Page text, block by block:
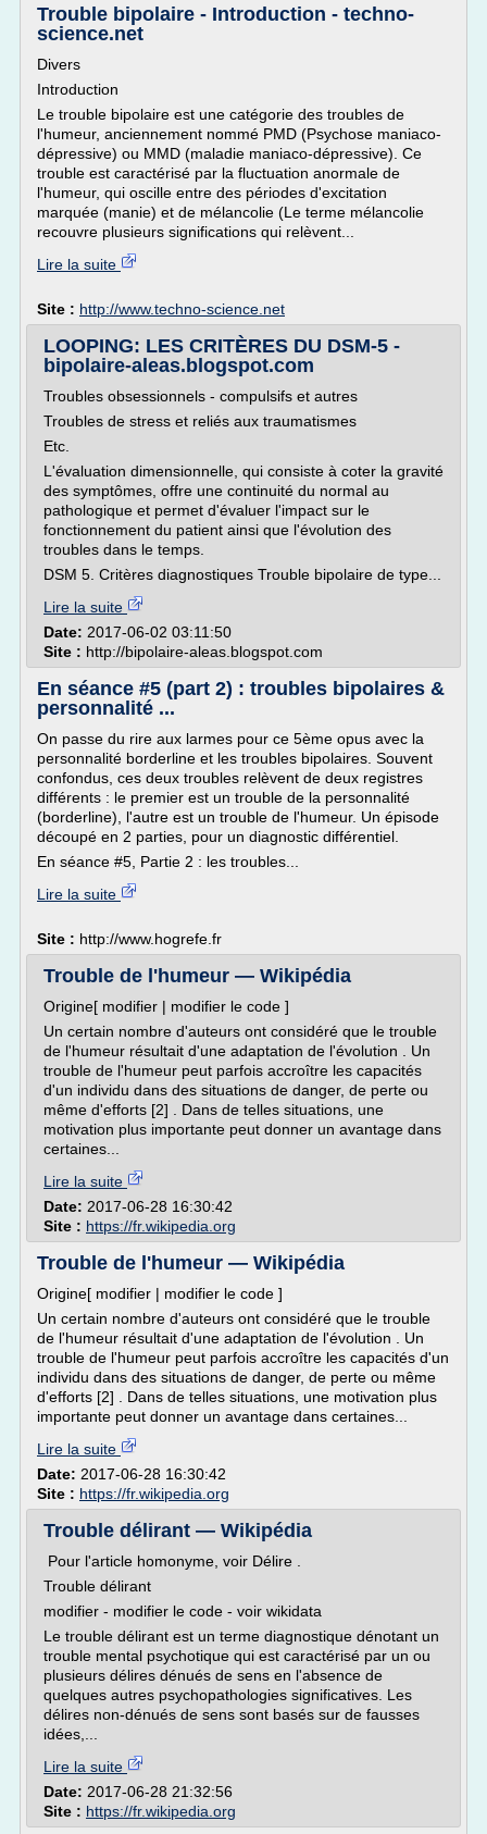
Trouble bipolaire - Introduction - techno-
science.net
Divers
Introduction
Le trouble bipolaire est une catégorie des troubles de
l'humeur, anciennement nommé PMD (Psychose maniaco-
dépressive) ou MMD (maladie maniaco-dépressive). Ce
trouble est caractérisé par la fluctuation anormale de
l'humeur, qui oscille entre des périodes d'excitation
marquée (manie) et de mélancolie (Le terme mélancolie
recouvre plusieurs significations qui relèvent...
Lire la suite
Site : http://www.techno-science.net
LOOPING: LES CRITÈRES DU DSM-5 -
bipolaire-aleas.blogspot.com
Troubles obsessionnels - compulsifs et autres
Troubles de stress et reliés aux traumatismes
Etc.
L'évaluation dimensionnelle, qui consiste à coter la gravité
des symptômes, offre une continuité du normal au
pathologique et permet d'évaluer l'impact sur le
fonctionnement du patient ainsi que l'évolution des
troubles dans le temps.
DSM 5. Critères diagnostiques Trouble bipolaire de type...
Lire la suite
Date: 2017-06-02 03:11:50
Site : http://bipolaire-aleas.blogspot.com
En séance #5 (part 2) : troubles bipolaires &
personnalité ...
On passe du rire aux larmes pour ce 5ème opus avec la
personnalité borderline et les troubles bipolaires. Souvent
confondus, ces deux troubles relèvent de deux registres
différents : le premier est un trouble de la personnalité
(borderline), l'autre est un trouble de l'humeur. Un épisode
découpé en 2 parties, pour un diagnostic différentiel.
En séance #5, Partie 2 : les troubles...
Lire la suite
Site : http://www.hogrefe.fr
Trouble de l'humeur — Wikipédia
Origine[ modifier | modifier le code ]
Un certain nombre d'auteurs ont considéré que le trouble
de l'humeur résultait d'une adaptation de l'évolution . Un
trouble de l'humeur peut parfois accroître les capacités
d'un individu dans des situations de danger, de perte ou
même d'efforts [2] . Dans de telles situations, une
motivation plus importante peut donner un avantage dans
certaines...
Lire la suite
Date: 2017-06-28 16:30:42
Site : https://fr.wikipedia.org
Trouble de l'humeur — Wikipédia
Origine[ modifier | modifier le code ]
Un certain nombre d'auteurs ont considéré que le trouble
de l'humeur résultait d'une adaptation de l'évolution . Un
trouble de l'humeur peut parfois accroître les capacités d'un
individu dans des situations de danger, de perte ou même
d'efforts [2] . Dans de telles situations, une motivation plus
importante peut donner un avantage dans certaines...
Lire la suite
Date: 2017-06-28 16:30:42
Site : https://fr.wikipedia.org
Trouble délirant — Wikipédia
Pour l'article homonyme, voir Délire .
Trouble délirant
modifier - modifier le code - voir wikidata
Le trouble délirant est un terme diagnostique dénotant un
trouble mental psychotique qui est caractérisé par un ou
plusieurs délires dénués de sens en l'absence de
quelques autres psychopathologies significatives. Les
délires non-dénués de sens sont basés sur de fausses
idées,...
Lire la suite
Date: 2017-06-28 21:32:56
Site : https://fr.wikipedia.org